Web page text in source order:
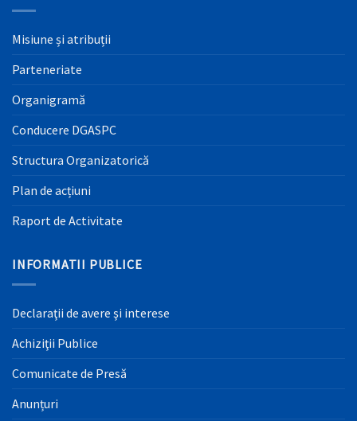
Misiune și atribuții
Parteneriate
Organigramă
Conducere DGASPC
Structura Organizatorică
Plan de acțiuni
Raport de Activitate
INFORMATII PUBLICE
Declaraţii de avere şi interese
Achiziţii Publice
Comunicate de Presă
Anunțuri